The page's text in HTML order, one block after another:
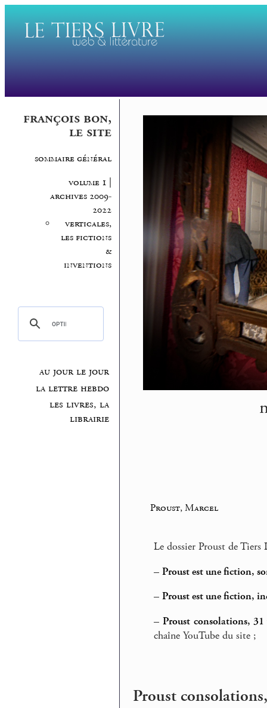
françois bon,
le site
sommaire général
volume 1 |
archives 2009-
2022
verticales,
les fictions
&
inventions
au jour le jour
la lettre hebdo
les livres, la
librairie
Proust, Marcel
Le dossier Proust de Tiers
– Proust est une fiction,
– Proust est une fiction,
– Proust consolations, 31
chaîne YouTube du site ;
Proust